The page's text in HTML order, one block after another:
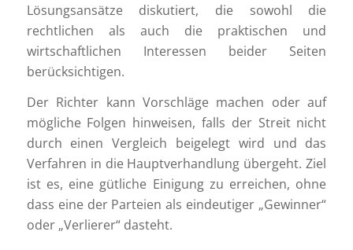
Lösungsansätze diskutiert, die sowohl die
rechtlichen als auch die praktischen und
wirtschaftlichen Interessen beider Seiten
berücksichtigen.
Der Richter kann Vorschläge machen oder auf
mögliche Folgen hinweisen, falls der Streit nicht
durch einen Vergleich beigelegt wird und das
Verfahren in die Hauptverhandlung übergeht. Ziel
ist es, eine gütliche Einigung zu erreichen, ohne
dass eine der Parteien als eindeutiger „Gewinner“
oder „Verlierer“ dasteht.